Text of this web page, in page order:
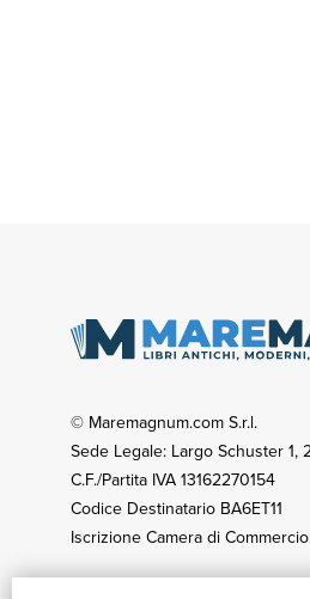
© Maremagnum.com S.r.l.
Sede Legale: Largo Schuster 1,
C.F./Partita IVA 13162270154
Codice Destinatario BA6ET11
Iscrizione Camera di